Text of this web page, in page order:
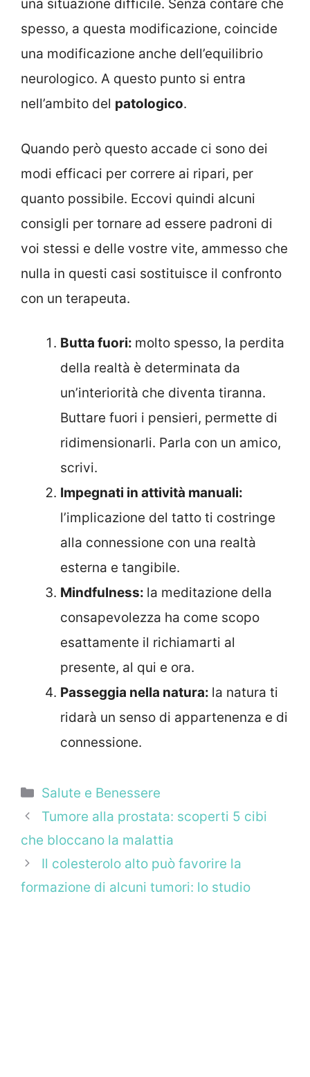
una situazione difficile. Senza contare che
spesso, a questa modificazione, coincide
una modificazione anche dell’equilibrio
neurologico. A questo punto si entra
nell’ambito del patologico.
Quando però questo accade ci sono dei
modi efficaci per correre ai ripari, per
quanto possibile. Eccovi quindi alcuni
consigli per tornare ad essere padroni di
voi stessi e delle vostre vite, ammesso che
nulla in questi casi sostituisce il confronto
con un terapeuta.
Butta fuori: molto spesso, la perdita
della realtà è determinata da
un’interiorità che diventa tiranna.
Buttare fuori i pensieri, permette di
ridimensionarli. Parla con un amico,
scrivi.
Impegnati in attività manuali:
l’implicazione del tatto ti costringe
alla connessione con una realtà
esterna e tangibile.
Mindfulness: la meditazione della
consapevolezza ha come scopo
esattamente il richiamarti al
presente, al qui e ora.
Passeggia nella natura: la natura ti
ridarà un senso di appartenenza e di
connessione.
Categorie
Salute e Benessere
Tumore alla prostata: scoperti 5 cibi
che bloccano la malattia
Il colesterolo alto può favorire la
formazione di alcuni tumori: lo studio